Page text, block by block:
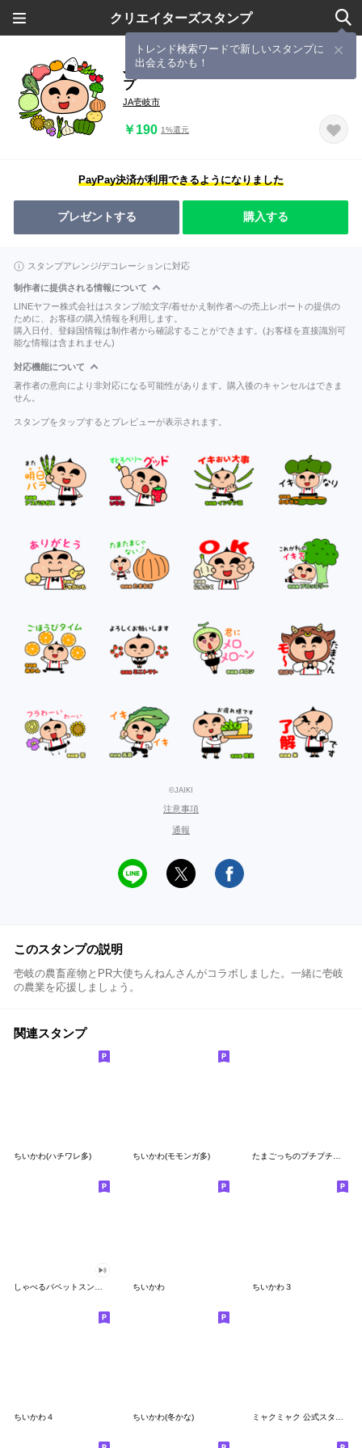
クリエイターズスタンプ
トレンド検索ワードで新しいスタンプに
出会えるかも！
JA壱岐市 壱岐産農畜産物応援スタン
プ
JA壱岐市
￥190 1%還元
PayPay決済が利用できるようになりました
プレゼントする 購入する
スタンプアレンジ/デコレーションに対応
制作者に提供される情報について
LINEヤフー株式会社はスタンプ/絵文字/着せかえ制作者への売上レポートの提供の
ために、お客様の購入情報を利用します。
購入日付、登録国情報は制作者から確認することができます。(お客様を直接識別可
能な情報は含まれません)
対応機能について
著作者の意向により非対応になる可能性があります。購入後のキャンセルはできま
せん。
スタンプをタップするとプレビューが表示されます。
©JAIKI
注意事項
通報
このスタンプの説明
壱岐の農畜産物とPR大使ちんねんさんがコラボしました。一緒に壱岐
の農業を応援しましょう。
関連スタンプ
ちいかわ(ハチワレ多) ちいかわ(モモンガ多) たまごっちのプチプチおみせっち
ちいかわ ちいかわ３
ちいかわ４ ちいかわ(冬かな)